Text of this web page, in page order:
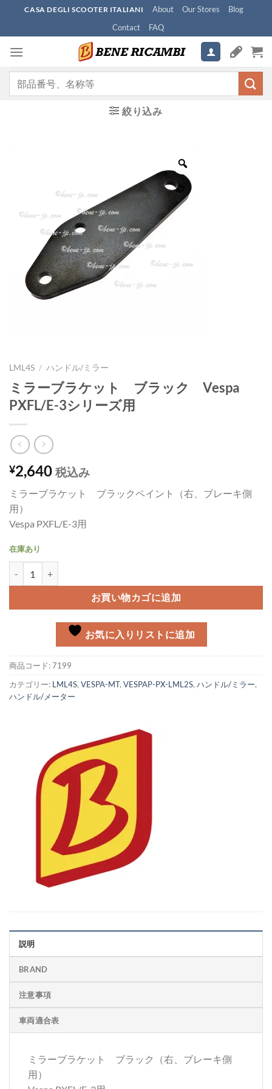
content
CASA DEGLI SCOOTER ITALIANI About Our Stores
Blog
Contact
FAQ
絞り込み
LML4S / ハンドル/ミラー
ミラーブラケット ブラック Vespa
PXFL/E-3シリーズ用
¥2,640 税込み
ミラーブラケット ブラックペイント（右、ブレーキ側
用）
Vespa PXFL/E-3用
在庫あり
お買い物カゴに追加
お気に入りリストに追加
商品コード:7199
カテゴリー: LML4S, VESPA-MT, VESPAP-PX-LML2S, ハンドル/ミラー,
ハンドル/メーター
説明
BRAND
注意事項
車両適合表
ミラーブラケット ブラック（右、ブレーキ側
用）